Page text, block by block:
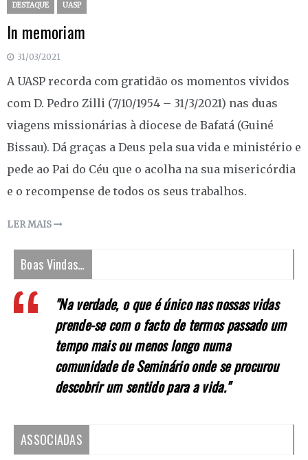
DESTAQUE UASP
In memoriam
31/03/2021
A UASP recorda com gratidão os momentos vividos
com D. Pedro Zilli (7/10/1954 – 31/3/2021) nas duas
viagens missionárias à diocese de Bafatá (Guiné
Bissau). Dá graças a Deus pela sua vida e ministério e
pede ao Pai do Céu que o acolha na sua misericórdia
e o recompense de todos os seus trabalhos.
LER MAIS
Boas Vindas…
"Na verdade, o que é único nas nossas vidas
prende-se com o facto de termos passado um
tempo mais ou menos longo numa
comunidade de Seminário onde se procurou
descobrir um sentido para a vida."
ASSOCIADAS